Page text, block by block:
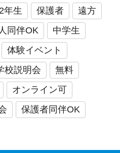
年生 保護者
遠方
同伴OK
中学生
体験イベント
校説明会
無料
オンライン可
保護者同伴OK